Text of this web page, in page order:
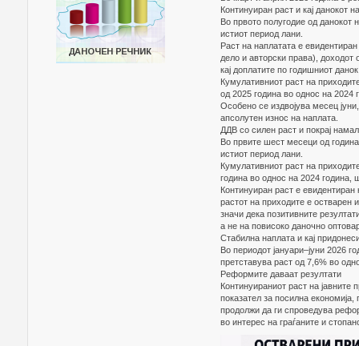
Континуиран раст и кај данокот
Во првото полугодие од
истиот период лани.
Раст на наплатата е
дело и авторски права), доходот
кај доплатите по годишниот
Кумулативниот раст на
од 2025 година во однос на 2024
Особено се издвојува месец
апсолутен износ на наплата.
ДДВ со силен раст и покрај
Во првите шест месеци од
истиот период лани.
Кумулативниот раст на
година во однос на 2024 година,
Континуиран раст е
растот на приходите е остварен
значи дека позитивните
а не на повисоко даночно
Стабилна наплата и кај
Во периодот јануари–јуни 2026
претставува раст од 7,6% во
Реформите даваат резултати
Континуираниот раст на јавните
показател за посилна
продолжи да ги спроведува
во интерес на граѓаните и